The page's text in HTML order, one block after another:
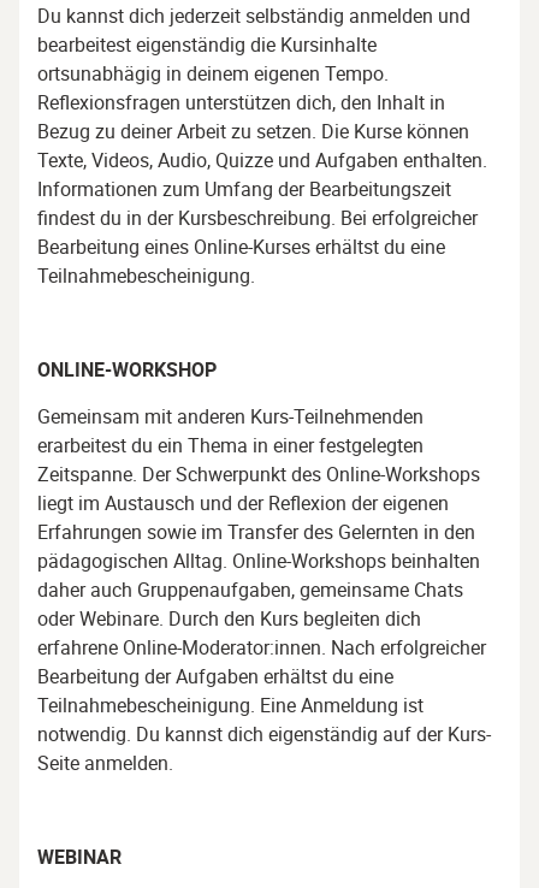
Du kannst dich jederzeit selbständig anmelden und
bearbeitest eigenständig die Kursinhalte
ortsunabhägig in deinem eigenen Tempo.
Reflexionsfragen unterstützen dich, den Inhalt in
Bezug zu deiner Arbeit zu setzen. Die Kurse können
Texte, Videos, Audio, Quizze und Aufgaben enthalten.
Informationen zum Umfang der Bearbeitungszeit
findest du in der Kursbeschreibung. Bei erfolgreicher
Bearbeitung eines Online-Kurses erhältst du eine
Teilnahmebescheinigung.
ONLINE-WORKSHOP
Gemeinsam mit anderen Kurs-Teilnehmenden
erarbeitest du ein Thema in einer festgelegten
Zeitspanne. Der Schwerpunkt des Online-Workshops
liegt im Austausch und der Reflexion der eigenen
Erfahrungen sowie im Transfer des Gelernten in den
pädagogischen Alltag. Online-Workshops beinhalten
daher auch Gruppenaufgaben, gemeinsame Chats
oder Webinare. Durch den Kurs begleiten dich
erfahrene Online-Moderator:innen. Nach erfolgreicher
Bearbeitung der Aufgaben erhältst du eine
Teilnahmebescheinigung. Eine Anmeldung ist
notwendig. Du kannst dich eigenständig auf der Kurs-
Seite anmelden.
WEBINAR